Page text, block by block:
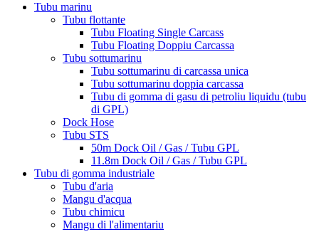
Tubu marinu
Tubu flottante
Tubu Floating Single Carcass
Tubu Floating Doppiu Carcassa
Tubu sottumarinu
Tubu sottumarinu di carcassa unica
Tubu sottumarinu doppia carcassa
Tubu di gomma di gasu di petroliu liquidu (tubu
di GPL)
Dock Hose
Tubu STS
50m Dock Oil / Gas / Tubu GPL
11.8m Dock Oil / Gas / Tubu GPL
Tubu di gomma industriale
Tubu d'aria
Mangu d'acqua
Tubu chimicu
Mangu di l'alimentariu